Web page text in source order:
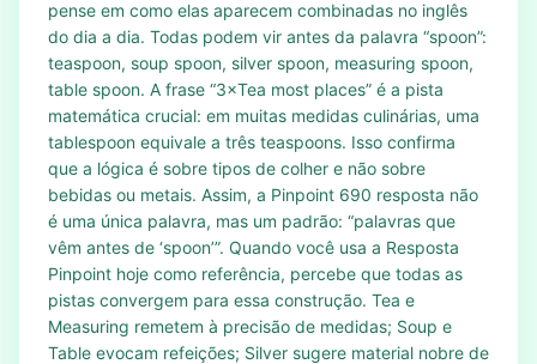
pense em como elas aparecem combinadas no inglês
do dia a dia. Todas podem vir antes da palavra “spoon”:
teaspoon, soup spoon, silver spoon, measuring spoon,
table spoon. A frase “3×Tea most places” é a pista
matemática crucial: em muitas medidas culinárias, uma
tablespoon equivale a três teaspoons. Isso confirma
que a lógica é sobre tipos de colher e não sobre
bebidas ou metais. Assim, a Pinpoint 690 resposta não
é uma única palavra, mas um padrão: “palavras que
vêm antes de ‘spoon’”. Quando você usa a Resposta
Pinpoint hoje como referência, percebe que todas as
pistas convergem para essa construção. Tea e
Measuring remetem à precisão de medidas; Soup e
Table evocam refeições; Silver sugere material nobre de